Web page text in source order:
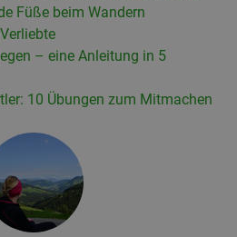
Füße beim Wandern
– eine Anleitung in 5
10 Übungen zum Mitmachen